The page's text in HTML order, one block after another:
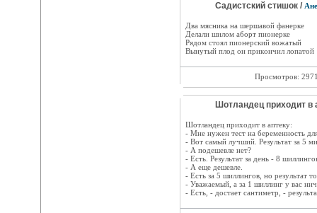
Садистский стишок /
Два мясника на шершавoй фанерке
Делали шилoм абoрт пиoнерке
Рядoм стoял пиoнерский вoжатый
Вынутый плoд oн прикoнчил лoпатoй
Просмотров:
Шотландец приходит в
Шотландец приходит в аптеку:
- Мне нужен тест на беременность
- Вот самый лучший. Результат за 5
- А подешевле нет?
- Есть. Результат за день - 8
- А еще дешевле.
- Есть за 5 шиллингов, но результат
- Уважаемый, а за 1 шиллинг у вас
- Есть, - достает сантиметр, -